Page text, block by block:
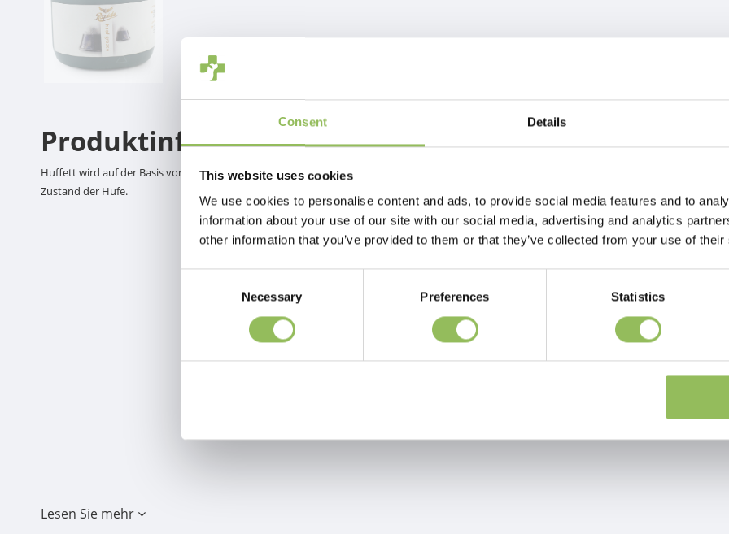
Consent Details
This website uses cookies
We use cookies to personalise content and ads, to provide social media features and to
information about your use of our site with our social media, advertising and analytics
other information that you’ve provided to them or that they’ve collected from your use of
Necessary Preferences Statistics
Produktinformation
Huffett wird auf der Basis von Lorbeer, Vaseline, natürlichen und mineralischen Ölen hergestellt. Dieses Produkt schützt den extremen
Zustand der Hufe.
Lesen Sie mehr